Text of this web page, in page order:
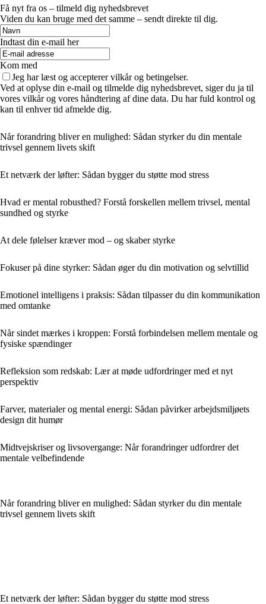
Få nyt fra os – tilmeld dig nyhedsbrevet
Viden du kan bruge med det samme – sendt direkte til dig.
Indtast din e-mail her
Kom med
Jeg har læst og accepterer vilkår og betingelser.
Ved at oplyse din e-mail og tilmelde dig nyhedsbrevet, siger du ja til
vores vilkår og vores håndtering af dine data. Du har fuld kontrol og
kan til enhver tid afmelde dig.
Når forandring bliver en mulighed: Sådan styrker du din mentale
trivsel gennem livets skift
Et netværk der løfter: Sådan bygger du støtte mod stress
Hvad er mental robusthed? Forstå forskellen mellem trivsel, mental
sundhed og styrke
At dele følelser kræver mod – og skaber styrke
Fokuser på dine styrker: Sådan øger du din motivation og selvtillid
Emotionel intelligens i praksis: Sådan tilpasser du din kommunikation
med omtanke
Når sindet mærkes i kroppen: Forstå forbindelsen mellem mentale og
fysiske spændinger
Refleksion som redskab: Lær at møde udfordringer med et nyt
perspektiv
Farver, materialer og mental energi: Sådan påvirker arbejdsmiljøets
design dit humør
Midtvejskriser og livsovergange: Når forandringer udfordrer det
mentale velbefindende
Når forandring bliver en mulighed: Sådan styrker du din mentale
trivsel gennem livets skift
Et netværk der løfter: Sådan bygger du støtte mod stress